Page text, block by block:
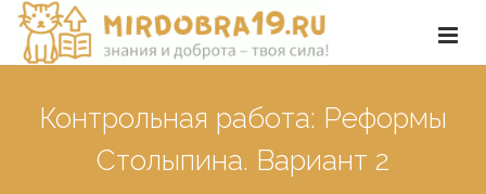
Контрольная работа: Реформы
Столыпина. Вариант 2